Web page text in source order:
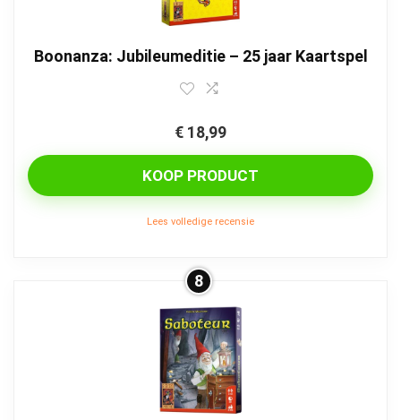
Boonanza: Jubileumeditie – 25 jaar Kaartspel
€ 18,99
KOOP PRODUCT
Lees volledige recensie
8